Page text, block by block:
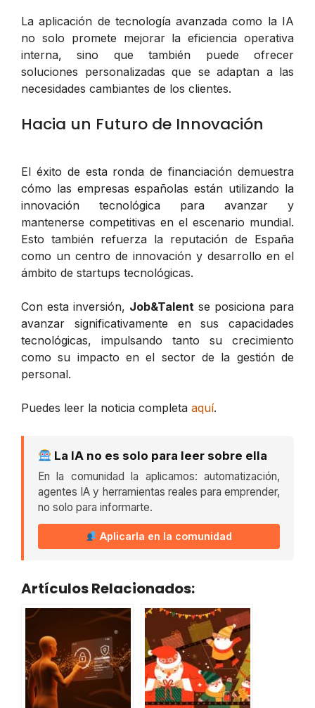
La aplicación de tecnología avanzada como la IA
no solo promete mejorar la eficiencia operativa
interna, sino que también puede ofrecer
soluciones personalizadas que se adaptan a las
necesidades cambiantes de los clientes.
Hacia un Futuro de Innovación
El éxito de esta ronda de financiación demuestra
cómo las empresas españolas están utilizando la
innovación tecnológica para avanzar y
mantenerse competitivas en el escenario mundial.
Esto también refuerza la reputación de España
como un centro de innovación y desarrollo en el
ámbito de startups tecnológicas.
Con esta inversión, Job&Talent se posiciona para
avanzar significativamente en sus capacidades
tecnológicas, impulsando tanto su crecimiento
como su impacto en el sector de la gestión de
personal.
Puedes leer la noticia completa aquí.
La IA no es solo para leer sobre ella
En la comunidad la aplicamos: automatización,
agentes IA y herramientas reales para emprender,
no solo para informarte.
Aplicarla en la comunidad
Artículos Relacionados: